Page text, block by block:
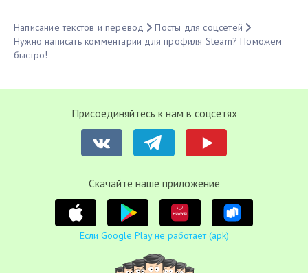
Написание текстов и перевод
Посты для соцсетей
Нужно написать комментарии для профиля Steam? Поможем
быстро!
Присоединяйтесь к нам в соцсетях
Cкачайте наше приложение
Если Google Play не работает (apk)